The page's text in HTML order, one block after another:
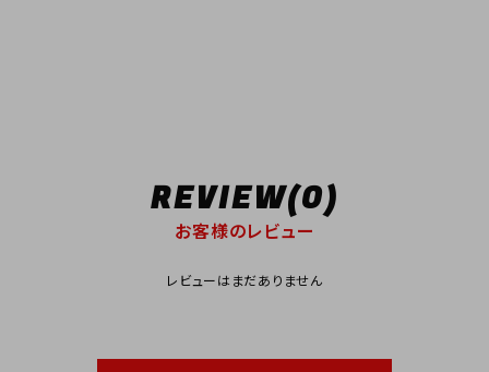
REVIEW(0)
お客様のレビュー
レビューはまだありません